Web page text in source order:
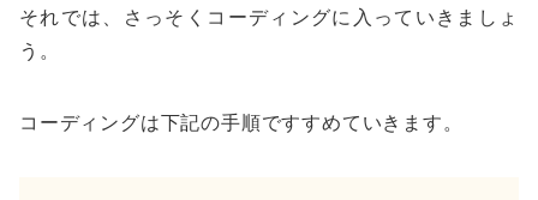
それでは、さっそくコーディングに入っていきましょ
う。
コーディングは下記の手順ですすめていきます。